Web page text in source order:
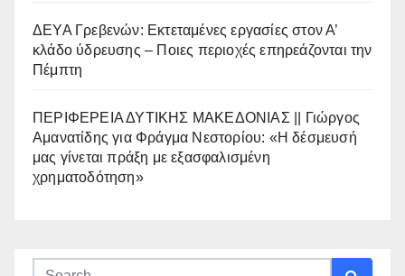
ΔΕΥΑ Γρεβενών: Εκτεταμένες εργασίες στον Α’
κλάδο ύδρευσης – Ποιες περιοχές επηρεάζονται την
Πέμπτη
ΠΕΡΙΦΕΡΕΙΑ ΔΥΤΙΚΗΣ ΜΑΚΕΔΟΝΙΑΣ || Γιώργος
Αμανατίδης για Φράγμα Νεστορίου: «Η δέσμευσή
μας γίνεται πράξη με εξασφαλισμένη
χρηματοδότηση»